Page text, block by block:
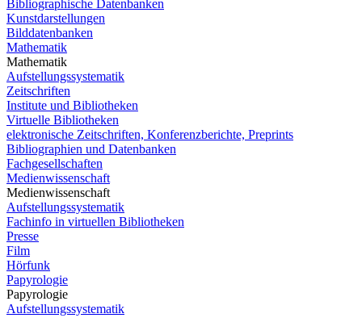
Bibliographische Datenbanken
Kunstdarstellungen
Bilddatenbanken
Mathematik
Mathematik
Aufstellungssystematik
Zeitschriften
Institute und Bibliotheken
Virtuelle Bibliotheken
elektronische Zeitschriften, Konferenzberichte, Preprints
Bibliographien und Datenbanken
Fachgesellschaften
Medienwissenschaft
Medienwissenschaft
Aufstellungssystematik
Fachinfo in virtuellen Bibliotheken
Presse
Film
Hörfunk
Papyrologie
Papyrologie
Aufstellungssystematik